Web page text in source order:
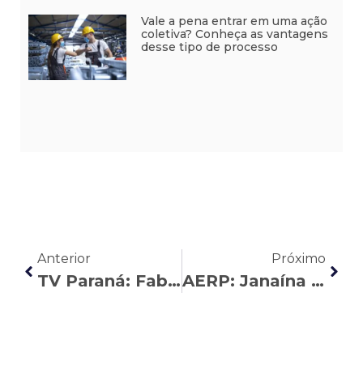
Vale a pena entrar em uma ação
coletiva? Conheça as vantagens
desse tipo de processo
Anterior
TV Paraná: Fabiana de Oliveira tira dúvidas sobre o carnaval
Próximo
AERP: Janaína Braga explica o que muda na regra da aposentadoria em 2024